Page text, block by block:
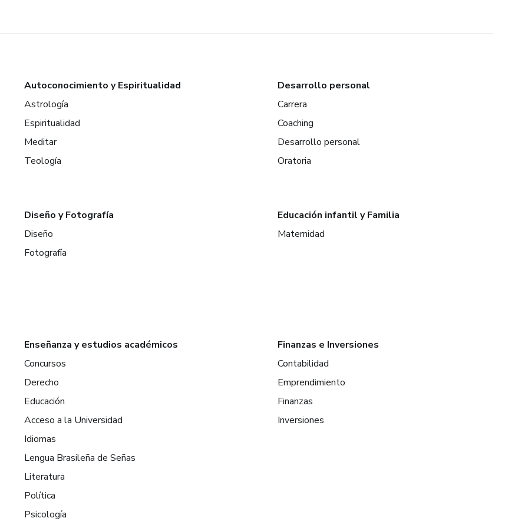
Autoconocimiento y Espiritualidad
Astrología
Espiritualidad
Meditar
Teología
Desarrollo personal
Carrera
Coaching
Desarrollo personal
Oratoria
Diseño y Fotografía
Diseño
Fotografía
Educación infantil y Familia
Maternidad
Enseñanza y estudios académicos
Concursos
Derecho
Educación
Acceso a la Universidad
Idiomas
Lengua Brasileña de Señas
Literatura
Política
Psicología
Finanzas e Inversiones
Contabilidad
Emprendimiento
Finanzas
Inversiones